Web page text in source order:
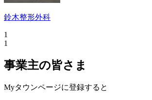
鈴木整形外科
1
1
事業主の皆さま
Myタウンページに登録すると